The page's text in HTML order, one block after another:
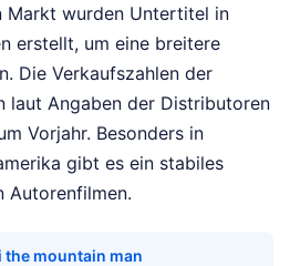
Markt wurden Untertitel in
erstellt, um eine breitere
Die Verkaufszahlen der
laut Angaben der Distributoren
Vorjahr. Besonders in
gibt es ein stabiles
Autorenfilmen.
the mountain man